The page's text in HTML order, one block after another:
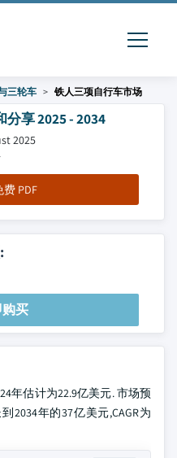
三轮车 铁人三项自行车市场
享 2025 - 2034
2025
PDF
买
年估计为22.9亿美元. 市场预
2034年的37亿美元,CAGR为